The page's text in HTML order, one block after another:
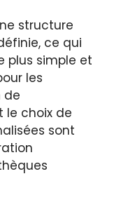
structure
ce qui
plus simple et
les
de
le choix de
sont